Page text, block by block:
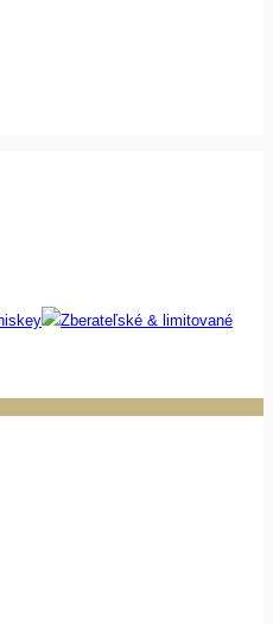
Zberateľské & limitované